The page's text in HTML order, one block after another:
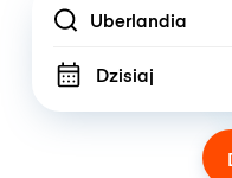
Location
Dzisiaj